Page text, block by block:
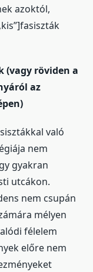
azoktól,
(vagy röviden a
az
való
nem
gyakran
utcákon.
nem csupán
mélyen
félelem
előre nem